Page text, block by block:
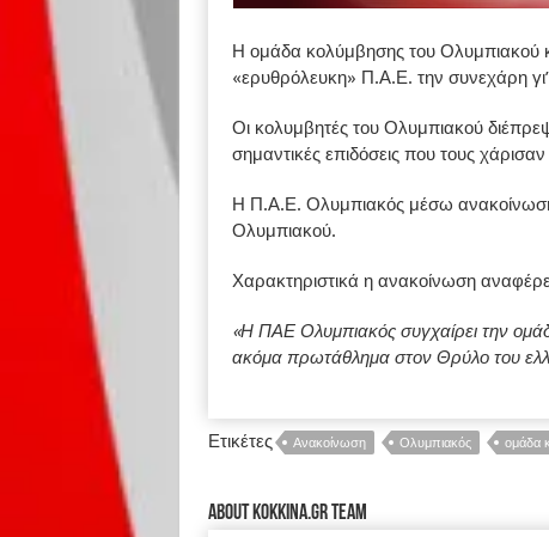
Η ομάδα κολύμβησης του Ολυμπιακού
«ερυθρόλευκη» Π.Α.Ε. την συνεχάρη γι’
Οι κολυμβητές του Ολυμπιακού
σημαντικές επιδόσεις που τους χάρισαν
Η Π.Α.Ε. Ολυμπιακός μέσω
Ολυμπιακού.
Χαρακτηριστικά η ανακοίνωση
«Η ΠΑΕ Ολυμπιακός συγχαίρει την
ακόμα πρωτάθλημα στον Θρύλο του
Ετικέτες Ανακοίνωση Ολυμπιακός ομάδα
About kokkina.gr TEAM